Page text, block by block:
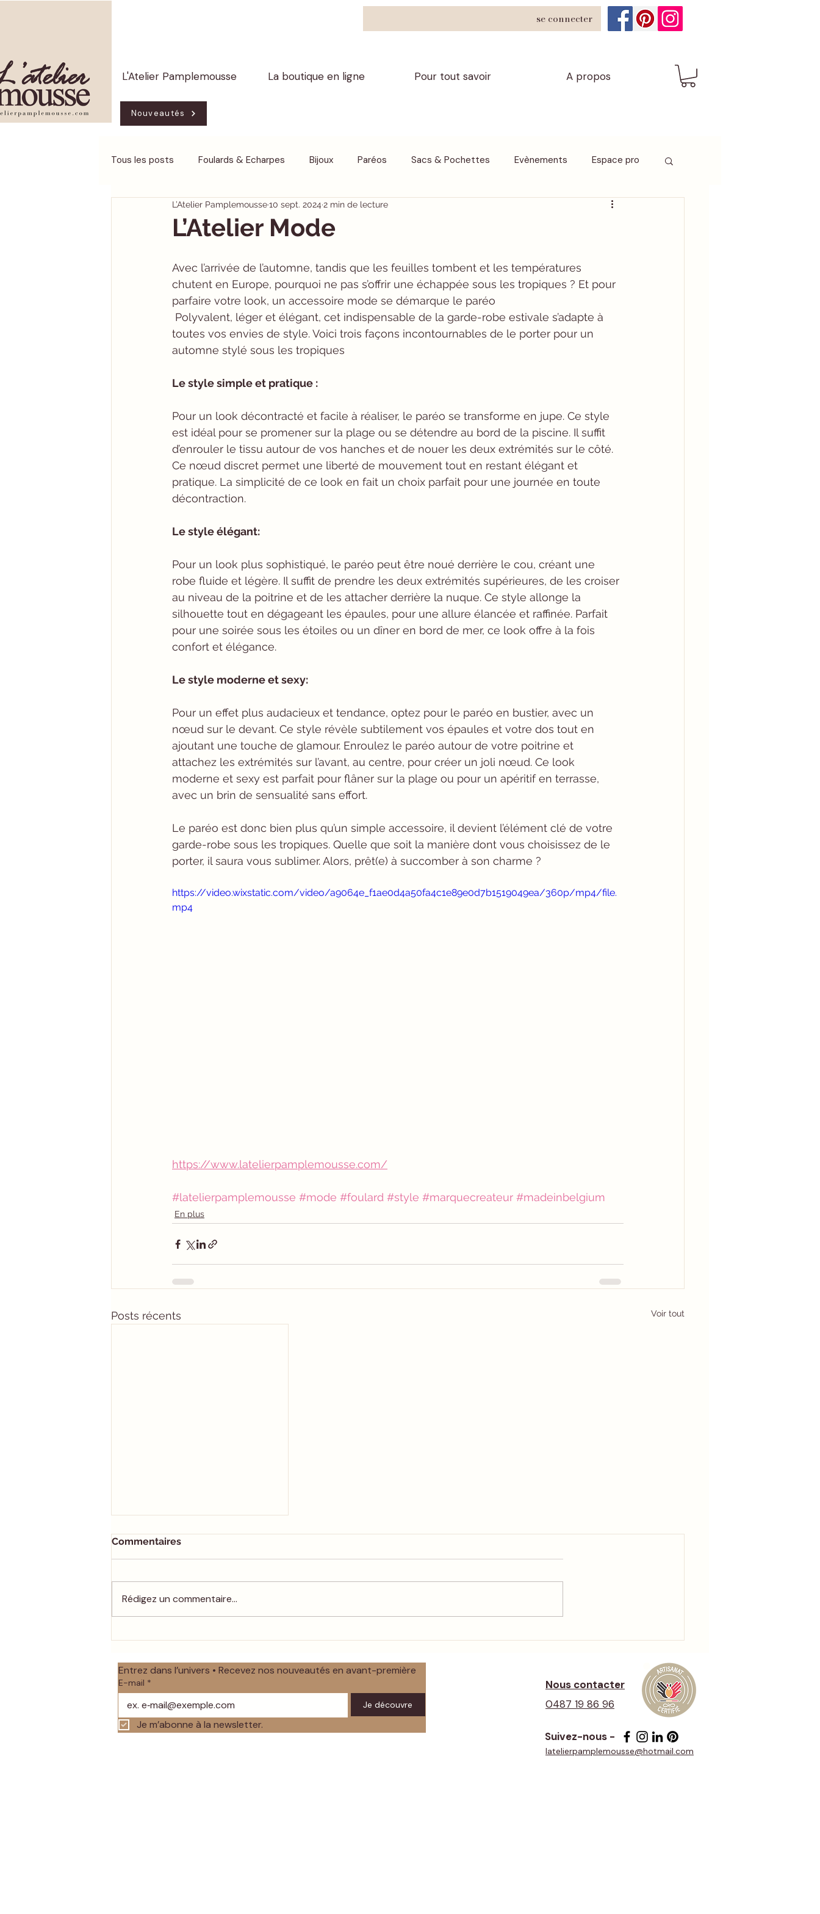
se connecter
L'Atelier Pamplemousse La boutique en ligne Pour tout savoir A propos
Nouveautés
Tous les posts Foulards & Echarpes Bijoux Paréos Sacs & Pochettes Evènements Espace pro
Boutiques partenaires En plus Nos Marques partenaires
L’Atelier Mode
L’Atelier Pamplemousse10 sept. 2024 2 min de lecture
Avec l’arrivée de l’automne, tandis que les feuilles tombent et les températures
chutent en Europe, pourquoi ne pas s’offrir une échappée sous les tropiques ? Et pour
parfaire votre look, un accessoire mode se démarque le paréo
toutes vos envies de style. Voici trois façons incontournables de le porter pour un
automne stylé sous les tropiques
Le style simple et pratique :
Pour un look décontracté et facile à réaliser, le paréo se transforme en jupe. Ce style
est idéal pour se promener sur la plage ou se détendre au bord de la piscine. Il suffit
d’enrouler le tissu autour de vos hanches et de nouer les deux extrémités sur le côté.
Ce nœud discret permet une liberté de mouvement tout en restant élégant et
pratique. La simplicité de ce look en fait un choix parfait pour une journée en toute
décontraction.
Le style élégant:
Pour un look plus sophistiqué, le paréo peut être noué derrière le cou, créant une
robe fluide et légère. Il suffit de prendre les deux extrémités supérieures, de les croiser
au niveau de la poitrine et de les attacher derrière la nuque. Ce style allonge la
silhouette tout en dégageant les épaules, pour une allure élancée et raffinée. Parfait
pour une soirée sous les étoiles ou un dîner en bord de mer, ce look offre à la fois
confort et élégance.
Le style moderne et sexy:
Pour un effet plus audacieux et tendance, optez pour le paréo en bustier, avec un
nœud sur le devant. Ce style révèle subtilement vos épaules et votre dos tout en
ajoutant une touche de glamour. Enroulez le paréo autour de votre poitrine et
attachez les extrémités sur l’avant, au centre, pour créer un joli nœud. Ce look
moderne et sexy est parfait pour flâner sur la plage ou pour un apéritif en terrasse,
avec un brin de sensualité sans effort.
Le paréo est donc bien plus qu’un simple accessoire, il devient l’élément clé de votre
garde-robe sous les tropiques. Quelle que soit la manière dont vous choisissez de le
porter, il saura vous sublimer. Alors, prêt(e) à succomber à son charme ?
https://video.wixstatic.com/video/a9064e_f1ae0d4a50fa4c1e89e0d7b1519049ea/360p/mp4/file.
mp4
https://www.latelierpamplemousse.com/
#latelierpamplemousse #mode #foulard #style #marquecreateur #madeinbelgium
En plus
Posts récents Voir tout
L’Atelier Mode
Commentaires
Rédigez un commentaire...
Nous contacter
0487 19 86 96
Entrez dans l’univers • Recevez nos nouveautés en avant-première
E-mail *
Je découvre
Je m’abonne à la newsletter.
Suivez-nous -
latelierpamplemousse@hotmail.com